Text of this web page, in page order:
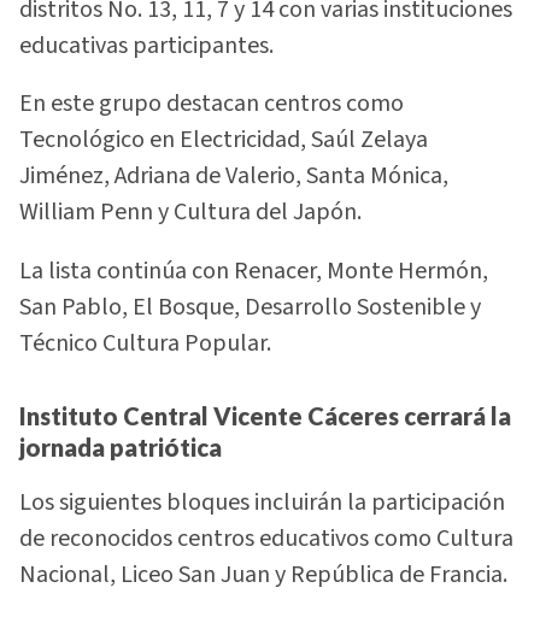
distritos No. 13, 11, 7 y 14 con varias instituciones
educativas participantes.
En este grupo destacan centros como
Tecnológico en Electricidad, Saúl Zelaya
Jiménez, Adriana de Valerio, Santa Mónica,
William Penn y Cultura del Japón.
La lista continúa con Renacer, Monte Hermón,
San Pablo, El Bosque, Desarrollo Sostenible y
Técnico Cultura Popular.
Instituto Central Vicente Cáceres cerrará la
jornada patriótica
Los siguientes bloques incluirán la participación
de reconocidos centros educativos como Cultura
Nacional, Liceo San Juan y República de Francia.